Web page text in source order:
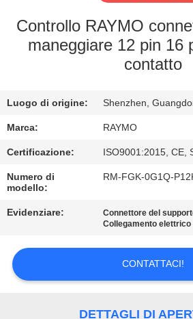
GIRO
CONTROLLO
DI
QUALITÀ
CONTATTICI
NOTIZIE
Controllo RAYMO
maneggiare 12 pin 16
contatto
Luogo di origine: Shenzhen,
Marca: RAYMO
Certificazione: ISO9001:2015, CE,
Numero di
modello:
RM-FGK-0G1Q-
Evidenziare: Connettore del
Collegamento
CONTATTACI!
DETTAGLI DI